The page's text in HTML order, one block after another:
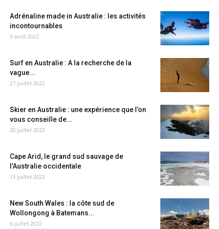
Adrénaline made in Australie : les activités
incontournables
3 août 2022
Surf en Australie : A la recherche de la
vague...
27 juillet 2022
Skier en Australie : une expérience que l’on
vous conseille de...
20 juillet 2022
Cape Arid, le grand sud sauvage de
l’Australie occidentale
13 juillet 2022
New South Wales : la côte sud de
Wollongong à Batemans...
6 juillet 2022